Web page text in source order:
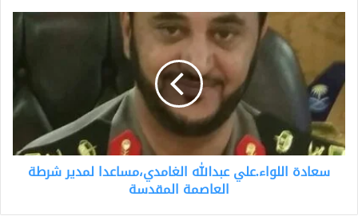
الغامدي،مساعدا
لمدير
شرطة
العاصمة
المقدسة
سعادة اللواء.علي عبدالله الغامدي،مساعدا لمدير شرطة
العاصمة المقدسة